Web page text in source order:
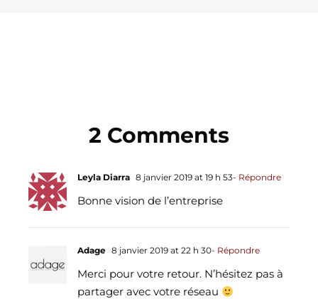
2 Comments
Leyla Diarra 8 janvier 2019 at 19 h 53- Répondre
Bonne vision de l’entreprise
Adage 8 janvier 2019 at 22 h 30- Répondre
Merci pour votre retour. N’hésitez pas à
partager avec votre réseau